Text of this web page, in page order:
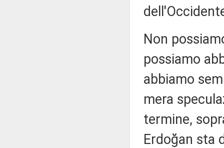
Non
possiamo
abbiamo
mera
termine,
Erdoğan sta